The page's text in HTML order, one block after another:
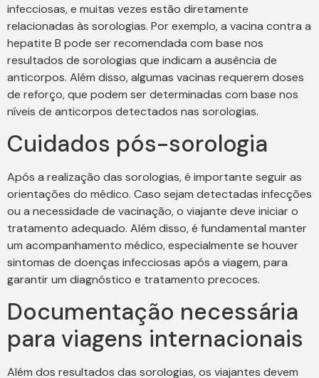
infecciosas, e muitas vezes estão diretamente
relacionadas às sorologias. Por exemplo, a vacina contra a
hepatite B pode ser recomendada com base nos
resultados de sorologias que indicam a ausência de
anticorpos. Além disso, algumas vacinas requerem doses
de reforço, que podem ser determinadas com base nos
níveis de anticorpos detectados nas sorologias.
Cuidados pós-sorologia
Após a realização das sorologias, é importante seguir as
orientações do médico. Caso sejam detectadas infecções
ou a necessidade de vacinação, o viajante deve iniciar o
tratamento adequado. Além disso, é fundamental manter
um acompanhamento médico, especialmente se houver
sintomas de doenças infecciosas após a viagem, para
garantir um diagnóstico e tratamento precoces.
Documentação necessária
para viagens internacionais
Além dos resultados das sorologias, os viajantes devem